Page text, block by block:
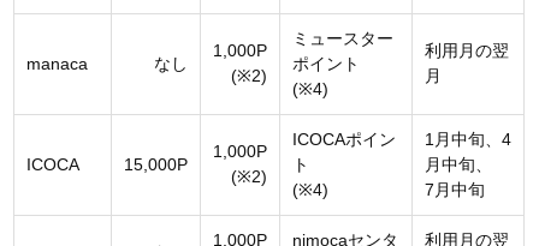
manaca なし
1,000P
(※2)
ミュースター
ポイント
(※4)
利用月の翌
月
ICOCA 15,000P
1,000P
(※2)
ICOCAポイン
ト
(※4)
1月中旬、4
月中旬、
7月中旬
1,000P nimocaセンタ 利用月の翌